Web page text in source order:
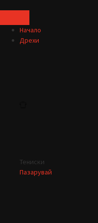
Начало
Дрехи
Тениски
Пазарувай